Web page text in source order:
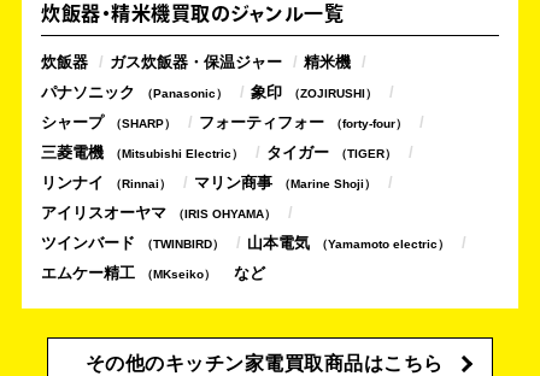
炊飯器・精米機買取のジャンル一覧
炊飯器 ガス炊飯器・保温ジャー
精米機
パナソニック
Panasonic 象印 ZOJIRUSHI
シャープ SHARP フォーティフォー forty-four
三菱電機 Mitsubishi Electric タイガー TIGER
リンナイ Rinnai マリン商事 Marine Shoji
アイリスオーヤマ IRIS OHYAMA
ツインバード TWINBIRD 山本電気 Yamamoto electric
エムケー精工 MKseiko
その他のキッチン家電買取商品はこちら